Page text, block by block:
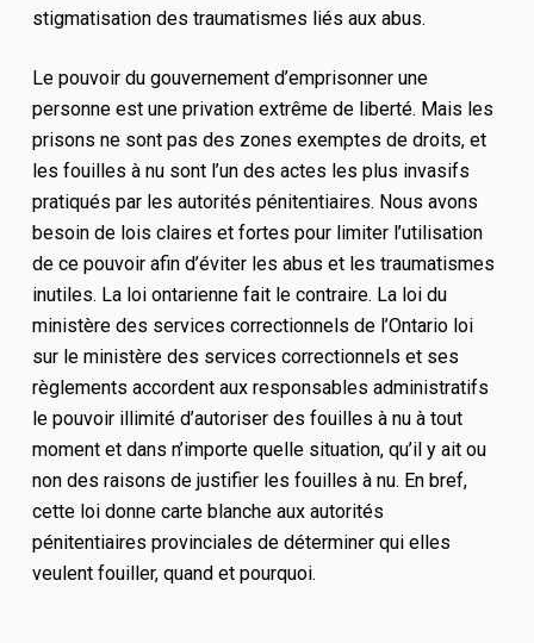
stigmatisation des traumatismes liés aux abus.
Le pouvoir du gouvernement d’emprisonner une
personne est une privation extrême de liberté. Mais les
prisons ne sont pas des zones exemptes de droits, et
les fouilles à nu sont l’un des actes les plus invasifs
pratiqués par les autorités pénitentiaires. Nous avons
besoin de lois claires et fortes pour limiter l’utilisation
de ce pouvoir afin d’éviter les abus et les traumatismes
inutiles. La loi ontarienne fait le contraire. La loi du
ministère des services correctionnels de l’Ontario loi
sur le ministère des services correctionnels et ses
règlements accordent aux responsables administratifs
le pouvoir illimité d’autoriser des fouilles à nu à tout
moment et dans n’importe quelle situation, qu’il y ait ou
non des raisons de justifier les fouilles à nu. En bref,
cette loi donne carte blanche aux autorités
pénitentiaires provinciales de déterminer qui elles
veulent fouiller, quand et pourquoi.